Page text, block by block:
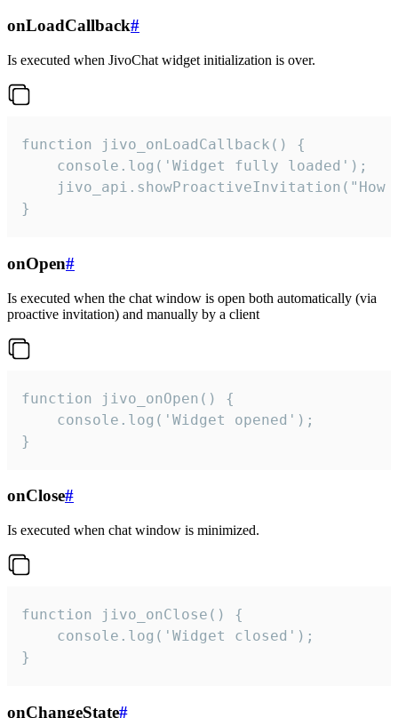
onLoadCallback#
Is executed when JivoChat widget initialization is over.
function jivo_onLoadCallback() {
    console.log('Widget fully loaded');
jivo_api.showProactiveInvitation("How
}
onOpen#
Is executed when the chat window is open both automatically (via
proactive invitation) and manually by a client
function jivo_onOpen() {
    console.log('Widget opened');
}
onClose#
Is executed when chat window is minimized.
function jivo_onClose() {
    console.log('Widget closed');
}
onChangeState#